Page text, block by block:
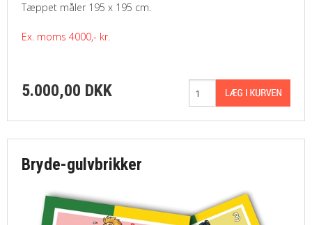
Tæppet måler 195 x 195 cm.
Ex. moms 4000,- kr.
5.000,00 DKK
Bryde-gulvbrikker